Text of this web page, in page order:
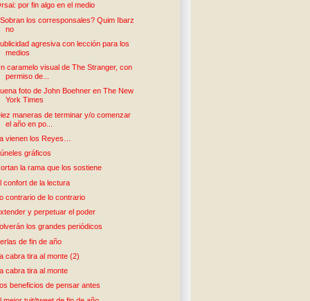
por fin algo en el medio
los corresponsales? Quim Ibarz
no
agresiva con lección para los
medios
caramelo visual de The Stranger, con
permiso de...
foto de John Boehner en The New
York Times
maneras de terminar y/o comenzar
el año en po...
vienen los Reyes…
gráficos
la rama que los sostiene
confort de la lectura
contrario de lo contrario
y perpetuar el poder
los grandes periódicos
de fin de año
cabra tira al monte (2)
cabra tira al monte
Los beneficios de pensar antes